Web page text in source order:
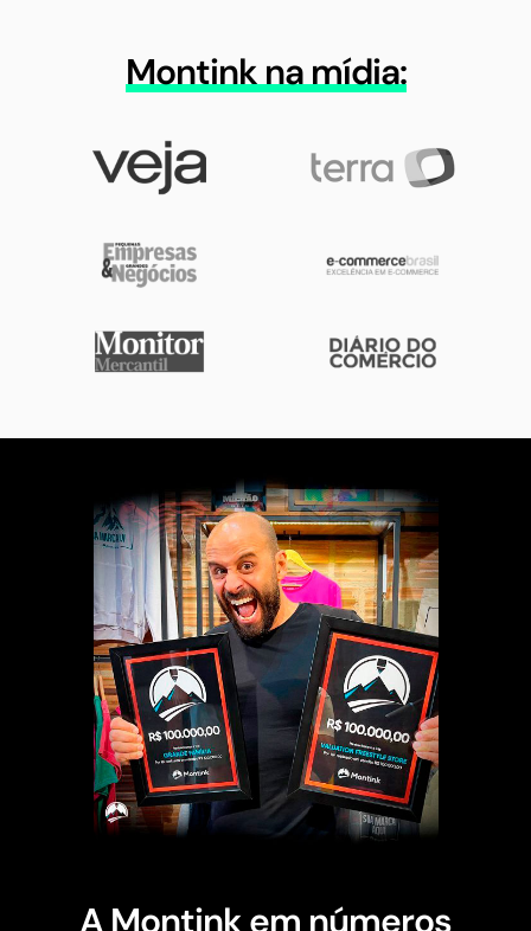
Montink na mídia:
A Montink em números